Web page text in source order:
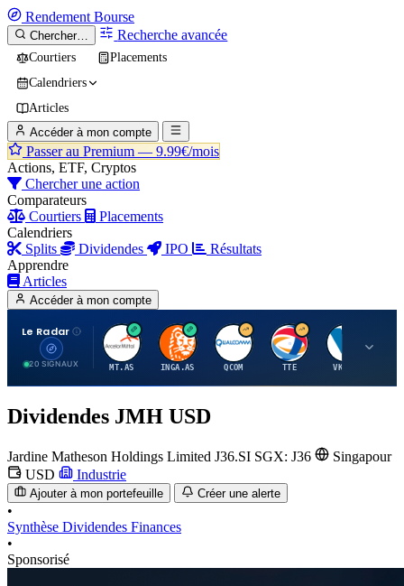
Rendement Bourse
Chercher… Recherche avancée
Courtiers
Placements
Calendriers
Articles
Accéder à mon compte
Passer au Premium — 9.99€/mois
Actions, ETF, Cryptos
Chercher une action
Comparateurs
Courtiers
Placements
Calendriers
Splits
Dividendes IPO
Résultats
Apprendre
Articles
Accéder à mon compte
Le Radar
20 SIGNAUX
A
MT.AS
I
INGA.AS
Q
QCOM
T
TTE VK.PA
Dividendes JMH USD
Jardine Matheson Holdings Limited J36.SI SGX: J36
Singapour
USD
Industrie
Ajouter à mon portefeuille Créer une alerte
•
Synthèse Dividendes Finances
•
Sponsorisé